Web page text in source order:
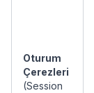
Oturum
Çerezleri
(Session